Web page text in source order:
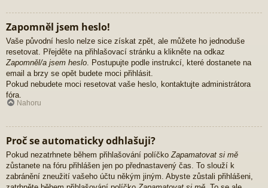
Zapomněl jsem heslo!
Vaše původní heslo nelze sice získat zpět, ale můžete ho jednoduše
resetovat. Přejděte na přihlašovací stránku a klikněte na odkaz
Zapomněl/a jsem heslo . Postupujte podle instrukcí, které dostanete na
email a brzy se opět budete moci přihlásit.
Pokud nebudete moci resetovat vaše heslo, kontaktujte administrátora
fóra.
Nahoru
Proč se automaticky odhlašuji?
Pokud nezatrhnete během přihlašování políčkoZapamatovat si mě
zůstanete na fóru přihlášen jen po přednastavený čas. To slouží k
zabránění zneužití vašeho účtu někým jiným. Abyste zůstali přihlášeni,